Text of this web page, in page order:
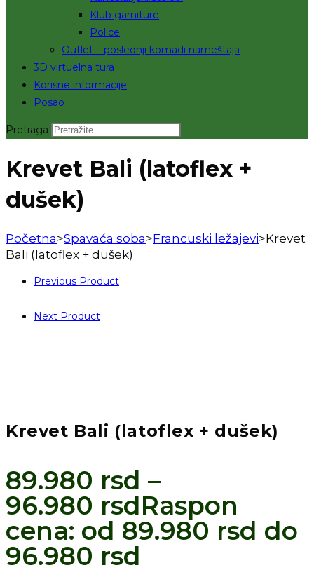
Klub garniture
Police
Outlet – poslednji komadi nameštaja
3D virtuelna tura
Korisne informacije
Posao
Pretraga
Krevet Bali (latoflex +
dušek)
Početna>Spavaća soba>Francuski ležajevi>Krevet
Bali (latoflex + dušek)
Previous Product
Next Product
Krevet Bali (latoflex + dušek)
89.980 rsd –
96.980 rsdRaspon
cena: od 89.980 rsd do
96.980 rsd